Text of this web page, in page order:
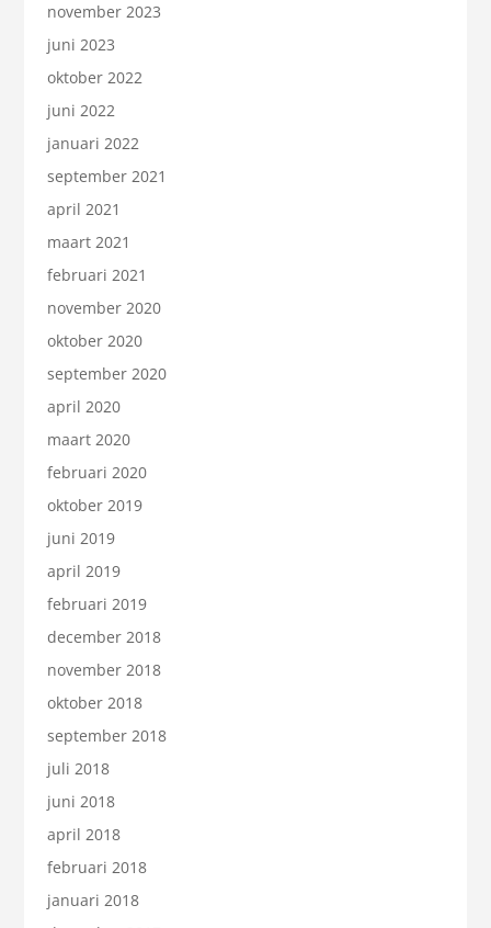
november 2023
juni 2023
oktober 2022
juni 2022
januari 2022
september 2021
april 2021
maart 2021
februari 2021
november 2020
oktober 2020
september 2020
april 2020
maart 2020
februari 2020
oktober 2019
juni 2019
april 2019
februari 2019
december 2018
november 2018
oktober 2018
september 2018
juli 2018
juni 2018
april 2018
februari 2018
januari 2018